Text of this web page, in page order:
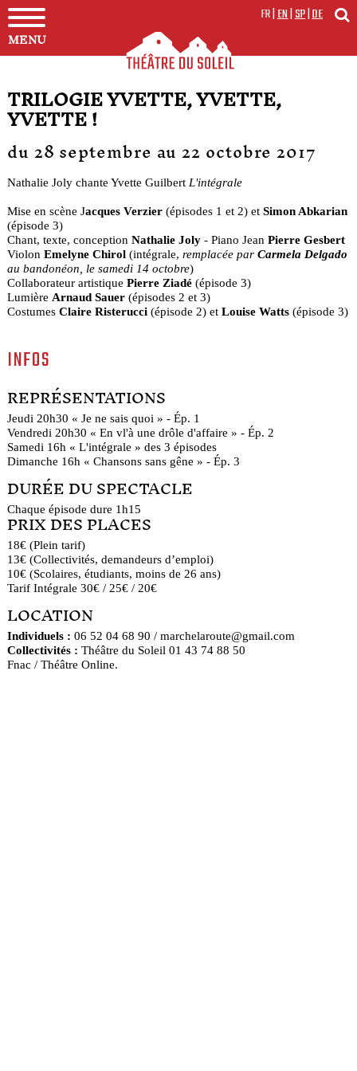
MENU
FR|EN|SP|DE
TRILOGIE YVETTE, YVETTE,
YVETTE !
du 28 septembre au 22 octobre 2017
Nathalie Joly chante Yvette Guilbert L'intégrale
Mise en scène Jacques Verzier(épisodes 1 et 2) et Simon Abkarian
(épisode 3)
Chant, texte, conception Nathalie Joly- Piano Jean Pierre Gesbert
Violon Emelyne Chirol(intégrale, remplacée par Carmela Delgado
au bandonéon, le samedi 14 octobre)
Collaborateur artistique Pierre Ziadé(épisode 3)
Lumière Arnaud Sauer (épisodes 2 et 3)
Costumes Claire Risterucci(épisode 2) et Louise Watts(épisode 3)
INFOS
REPRÉSENTATIONS
Jeudi 20h30 « Je ne sais quoi » - Ép. 1
Vendredi 20h30 « En vl'à une drôle d'affaire » - Ép. 2
Samedi 16h « L'intégrale » des 3 épisodes
Dimanche 16h « Chansons sans gêne » - Ép. 3
DURÉE DU SPECTACLE
Chaque épisode dure 1h15
PRIX DES PLACES
18€ (Plein tarif)
13€ (Collectivités, demandeurs d’emploi)
10€ (Scolaires, étudiants, moins de 26 ans)
Tarif Intégrale 30€ / 25€ / 20€
LOCATION
Individuels : 06 52 04 68 90 / marchelaroute@gmail.com
Collectivités : Théâtre du Soleil 01 43 74 88 50
Fnac / Théâtre Online.